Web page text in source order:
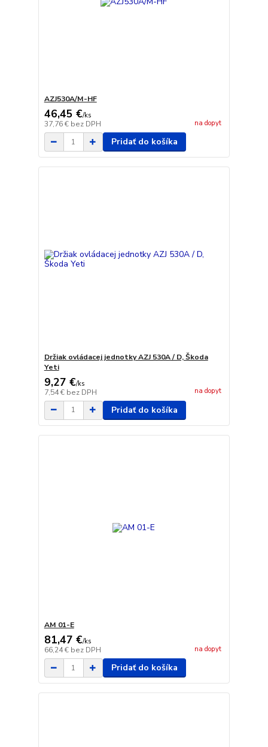
AZJ530A/M-HF
46,45 €/ks
37,76 € bez DPH na dopyt
Pridať do košíka
Držiak ovládacej jednotky AZJ 530A / D, Škoda
Yeti
9,27 €/ks
7,54 € bez DPH na dopyt
Pridať do košíka
AM 01-E
81,47 €/ks
66,24 € bez DPH na dopyt
Pridať do košíka